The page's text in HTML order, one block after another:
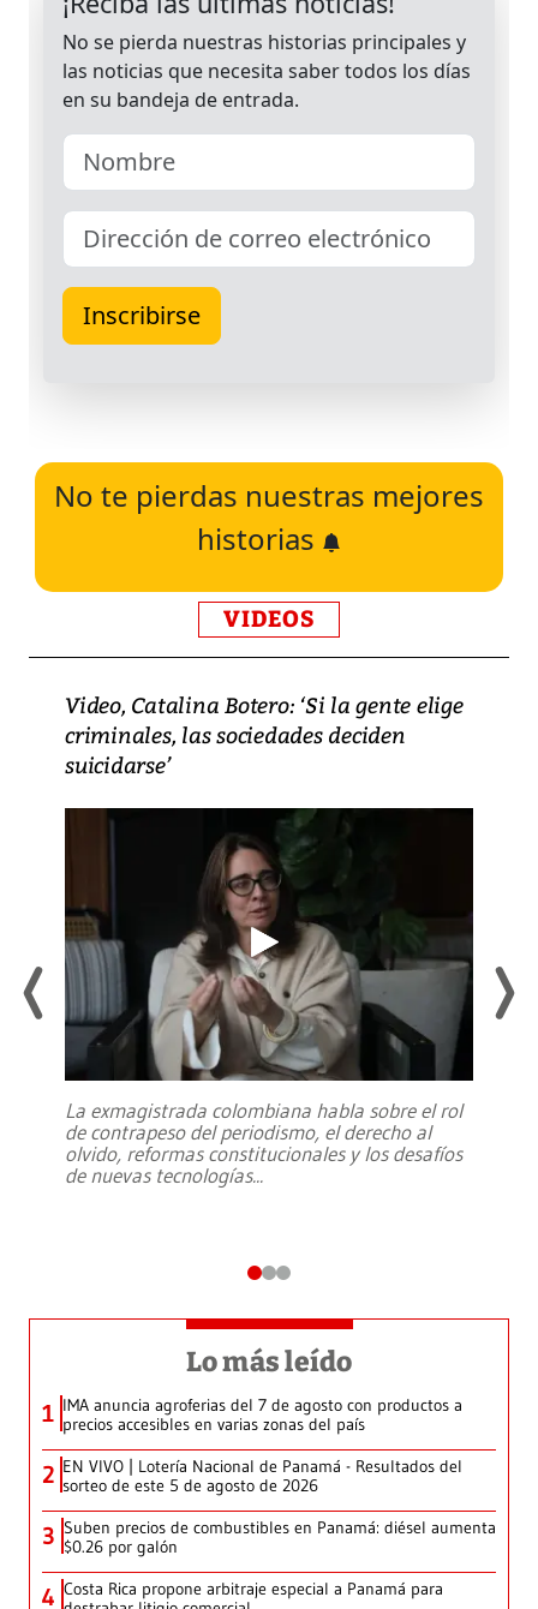
No te pierdas nuestras mejores
historias
VIDEOS
Video, Catalina Botero: ‘Si la gente elige
criminales, las sociedades deciden
suicidarse’
La exmagistrada colombiana habla sobre el rol
de contrapeso del periodismo, el derecho al
olvido, reformas constitucionales y los desafíos
de nuevas tecnologías...
Lo más leído
1 IMA anuncia agroferias del 7 de agosto con productos a
precios accesibles en varias zonas del país
2 EN VIVO | Lotería Nacional de Panamá - Resultados del
sorteo de este 5 de agosto de 2026
3 Suben precios de combustibles en Panamá: diésel aumenta
$0.26 por galón
4 Costa Rica propone arbitraje especial a Panamá para